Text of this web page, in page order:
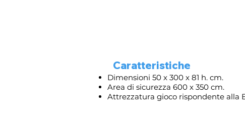
Caratteristiche
Dimensioni 50 x 300 x 81 h. cm.
Area di sicurezza 600 x 350 cm.
Attrezzatura gioco rispondente alla